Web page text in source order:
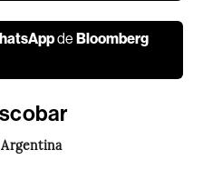
de Bloomberg